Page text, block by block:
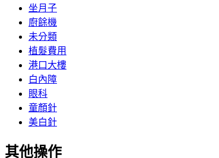
坐月子
廚餘機
未分類
植髮費用
港口大樓
白內障
眼科
童顏針
美白針
其他操作